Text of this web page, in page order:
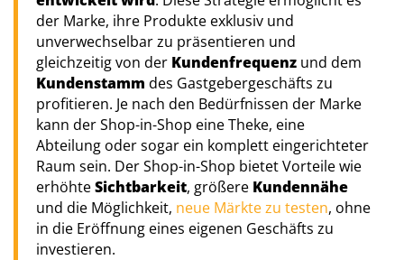
der Marke, ihre Produkte exklusiv und
unverwechselbar zu präsentieren und
gleichzeitig von der Kundenfrequenz und dem
Kundenstamm des Gastgebergeschäfts zu
profitieren. Je nach den Bedürfnissen der Marke
kann der Shop-in-Shop eine Theke, eine
Abteilung oder sogar ein komplett eingerichteter
Raum sein. Der Shop-in-Shop bietet Vorteile wie
erhöhteSichtbarkeit, größere Kundennähe
und die Möglichkeit, neue Märkte zu testen, ohne
in die Eröffnung eines eigenen Geschäfts zu
investieren.